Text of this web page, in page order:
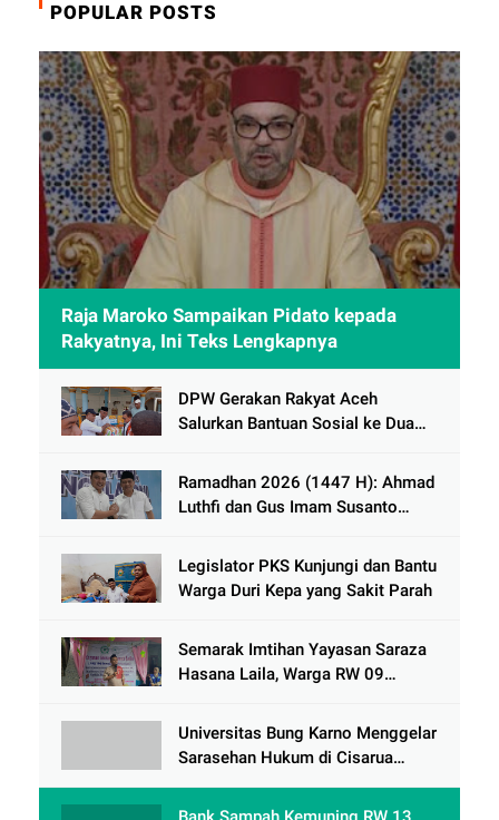
POPULAR POSTS
Raja Maroko Sampaikan Pidato kepada
Rakyatnya, Ini Teks Lengkapnya
DPW Gerakan Rakyat Aceh
Salurkan Bantuan Sosial ke Dua
Ramadhan 2026 (1447 H): Ahmad
Luthfi dan Gus Imam Susanto
Berkelanjutan
Legislator PKS Kunjungi dan Bantu
Warga Duri Kepa yang Sakit Parah
Semarak Imtihan Yayasan Saraza
Hasana Laila, Warga RW 09
Sambut Ramadhan 1447 Hijriah
Universitas Bung Karno Menggelar
Sarasehan Hukum di Cisarua
meningkatkan pemahaman